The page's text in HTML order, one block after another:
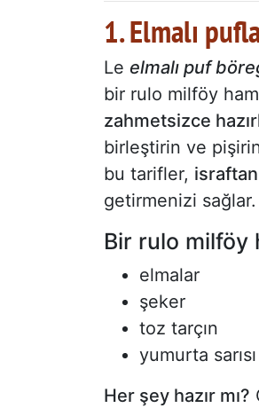
1. Elmalı
Le elmalı puf
bir rulo milföy
zahmetsizce
birleştirin ve
bu tarifler, israftan
getirmenizi sağlar.
Bir rulo milföy
elmalar
şeker
toz tarçın
yumurta sarısı
Her şey hazır mı?